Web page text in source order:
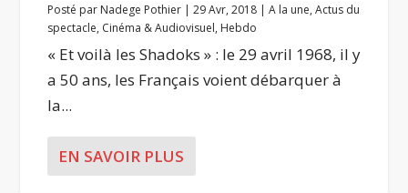
Posté par Nadege Pothier |29 Avr, 2018 |A la une,Actus du
spectacle, Cinéma & Audiovisuel, Hebdo
« Et voilà les Shadoks » : le 29 avril 1968, il y
a 50 ans, les Français voient débarquer à
la...
EN SAVOIR PLUS